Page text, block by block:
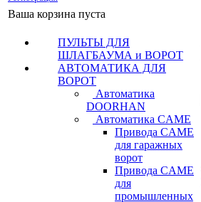
Ваша корзина пуста
ПУЛЬТЫ ДЛЯ
ШЛАГБАУМА и ВОРОТ
АВТОМАТИКА ДЛЯ
ВОРОТ
Автоматика
DOORHAN
Автоматика CAME
Привода CAME
для гаражных
ворот
Привода CAME
для
промышленных